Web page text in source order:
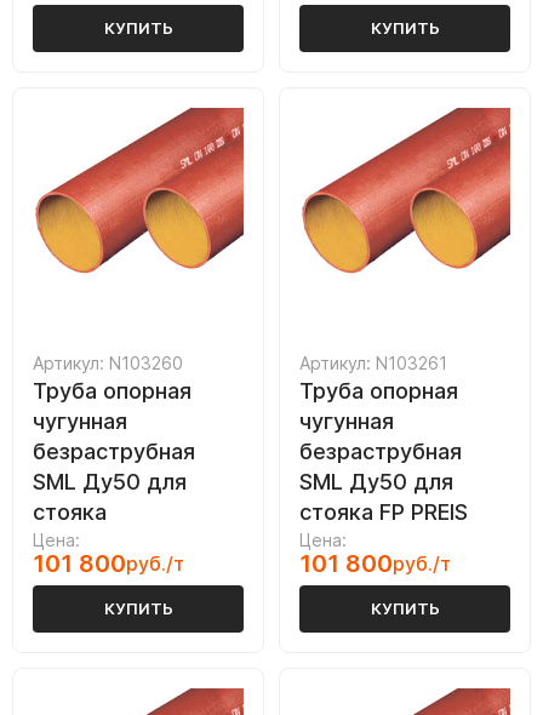
КУПИТЬ КУПИТЬ
Артикул: N103260
Труба опорная
чугунная
безраструбная
SML Ду50 для
стояка
Цена:
101 800руб./т
КУПИТЬ
Артикул: N103261
Труба опорная
чугунная
безраструбная
SML Ду50 для
стояка FP PREIS
Цена:
101 800руб./т
КУПИТЬ